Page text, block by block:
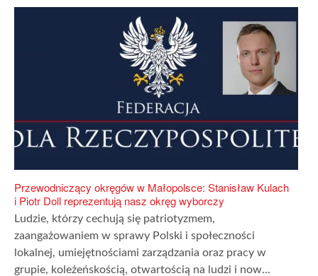
Przewodniczący okręgów w Małopolsce: Stanisław Kulach
i Piotr Doll reprezentują nasz okręg wyborczy
Ludzie, którzy cechują się patriotyzmem,
zaangażowaniem w sprawy Polski i społeczności
lokalnej, umiejętnościami zarządzania oraz pracy w
grupie, koleżeńskością, otwartością na ludzi i now...